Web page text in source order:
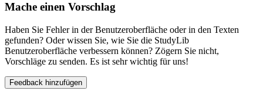
Mache einen Vorschlag
Haben Sie Fehler in der Benutzeroberfläche oder in den Texten
gefunden? Oder wissen Sie, wie Sie die StudyLib
Benutzeroberfläche verbessern können? Zögern Sie nicht,
Vorschläge zu senden. Es ist sehr wichtig für uns!
Feedback hinzufügen